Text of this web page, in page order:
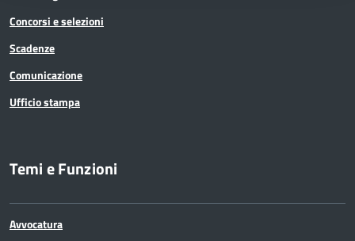
Concorsi e selezioni
Scadenze
Comunicazione
Ufficio stampa
Temi e Funzioni
Avvocatura